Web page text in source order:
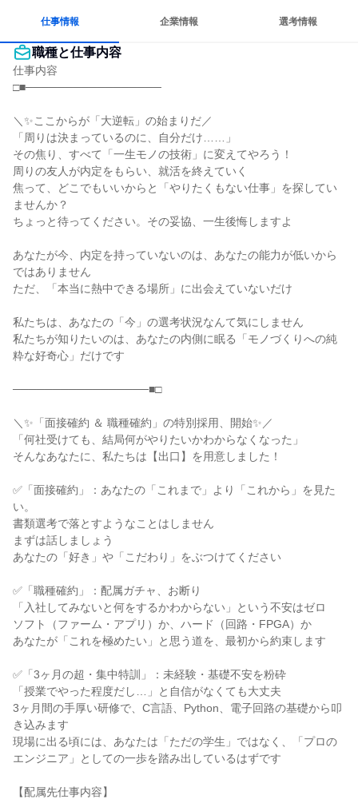
仕事情報 企業情報 選考情報
職種と仕事内容
仕事内容
□■─────────────────
＼✨ここからが「大逆転」の始まりだ／
「周りは決まっているのに、自分だけ……」
その焦り、すべて「一生モノの技術」に変えてやろう！
周りの友人が内定をもらい、就活を終えていく
焦って、どこでもいいからと「やりたくもない仕事」を探してい
ませんか？
ちょっと待ってください。その妥協、一生後悔しますよ
あなたが今、内定を持っていないのは、あなたの能力が低いから
ではありません
ただ、「本当に熱中できる場所」に出会えていないだけ
私たちは、あなたの「今」の選考状況なんて気にしません
私たちが知りたいのは、あなたの内側に眠る「モノづくりへの純
粋な好奇心」だけです
─────────────────■□
＼✨「面接確約 ＆ 職種確約」の特別採用、開始✨／
「何社受けても、結局何がやりたいかわからなくなった」
そんなあなたに、私たちは【出口】を用意しました！
✅「面接確約」：あなたの「これまで」より「これから」を見た
い。
書類選考で落とすようなことはしません
まずは話しましょう
あなたの「好き」や「こだわり」をぶつけてください
✅「職種確約」：配属ガチャ、お断り
「入社してみないと何をするかわからない」という不安はゼロ
ソフト（ファーム・アプリ）か、ハード（回路・FPGA）か
あなたが「これを極めたい」と思う道を、最初から約束します
✅「3ヶ月の超・集中特訓」：未経験・基礎不安を粉砕
「授業でやった程度だし…」と自信がなくても大丈夫
3ヶ月間の手厚い研修で、C言語、Python、電子回路の基礎から叩
き込みます
現場に出る頃には、あなたは「ただの学生」ではなく、「プロの
エンジニア」としての一歩を踏み出しているはずです
【配属先仕事内容】